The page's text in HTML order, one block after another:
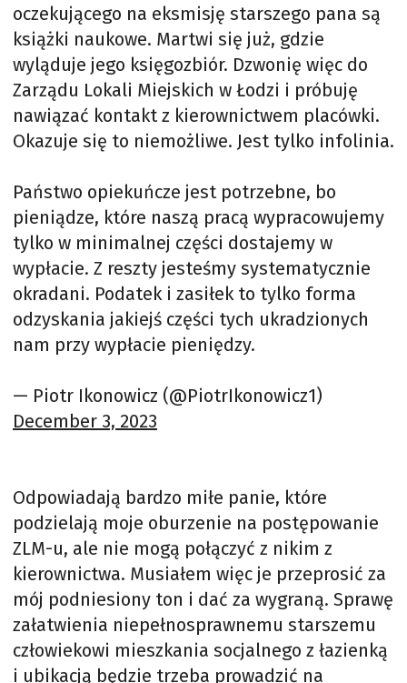
oczekującego na eksmisję starszego pana są
książki naukowe. Martwi się już, gdzie
wyląduje jego księgozbiór. Dzwonię więc do
Zarządu Lokali Miejskich w Łodzi i próbuję
nawiązać kontakt z kierownictwem placówki.
Okazuje się to niemożliwe. Jest tylko infolinia.
Państwo opiekuńcze jest potrzebne, bo
pieniądze, które naszą pracą wypracowujemy
tylko w minimalnej części dostajemy w
wypłacie. Z reszty jesteśmy systematycznie
okradani. Podatek i zasiłek to tylko forma
odzyskania jakiejś części tych ukradzionych
nam przy wypłacie pieniędzy.
— Piotr Ikonowicz (@PiotrIkonowicz1)
December 3, 2023
Odpowiadają bardzo miłe panie, które
podzielają moje oburzenie na postępowanie
ZLM-u, ale nie mogą połączyć z nikim z
kierownictwa. Musiałem więc je przeprosić za
mój podniesiony ton i dać za wygraną. Sprawę
załatwienia niepełnosprawnemu starszemu
człowiekowi mieszkania socjalnego z łazienką
i ubikacją będzie trzeba prowadzić na